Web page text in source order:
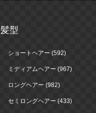
髪型
ショートヘアー (592)
ミディアムヘアー (967)
ロングヘアー (982)
セミロングヘアー (433)